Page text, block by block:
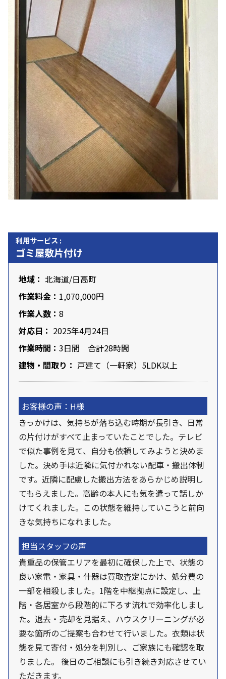
利用サービス :
ゴミ屋敷片付け
地域： 北海道/日高町
作業料金： 1,070,000円
作業人数： 8
対応日： 2025年4月24日
作業時間： 3日間 合計28時間
建物・間取り： 戸建て（一軒家）5LDK以上
お客様の声：H様
きっかけは、気持ちが落ち込む時期が長引き、日常
の片付けがすべて止まっていたことでした。テレビ
で似た事例を見て、自分も依頼してみようと決めま
した。決め手は近隣に気付かれない配車・搬出体制
です。近隣に配慮した搬出方法をあらかじめ説明し
てもらえました。高齢の本人にも気を遣って話しか
けてくれました。この状態を維持していこうと前向
きな気持ちになれました。
担当スタッフの声
貴重品の保管エリアを最初に確保した上で、状態の
良い家電・家具・什器は買取査定にかけ、処分費の
一部を相殺しました。1階を中継拠点に設定し、上
階・各居室から段階的に下ろす流れで効率化しまし
た。退去・売却を見据え、ハウスクリーニングが必
要な箇所のご提案も合わせて行いました。衣類は状
態を見て寄付・処分を判別し、ご家族にも確認を取
りました。 後日のご相談にも引き続き対応させてい
ただきます。